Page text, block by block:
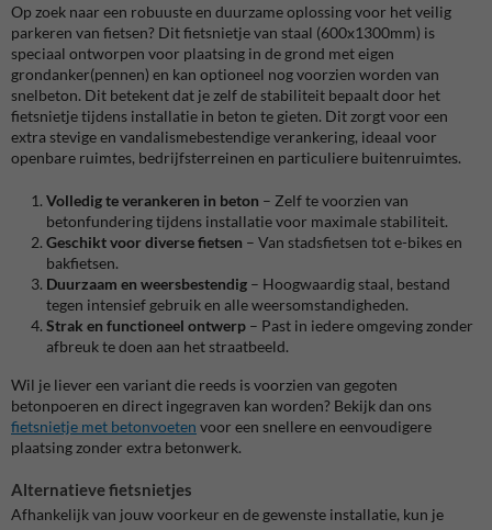
Op zoek naar een robuuste en duurzame oplossing voor het veilig
parkeren van fietsen? Dit fietsnietje van staal (600x1300mm) is
speciaal ontworpen voor plaatsing in de grond met eigen
grondanker(pennen) en kan optioneel nog voorzien worden van
snelbeton. Dit betekent dat je zelf de stabiliteit bepaalt door het
fietsnietje tijdens installatie in beton te gieten. Dit zorgt voor een
extra stevige en vandalismebestendige verankering, ideaal voor
openbare ruimtes, bedrijfsterreinen en particuliere buitenruimtes.
Volledig te verankeren in beton – Zelf te voorzien van
betonfundering tijdens installatie voor maximale stabiliteit.
Geschikt voor diverse fietsen – Van stadsfietsen tot e-bikes en
bakfietsen.
Duurzaam en weersbestendig – Hoogwaardig staal, bestand
tegen intensief gebruik en alle weersomstandigheden.
Strak en functioneel ontwerp – Past in iedere omgeving zonder
afbreuk te doen aan het straatbeeld.
Wil je liever een variant die reeds is voorzien van gegoten
betonpoeren en direct ingegraven kan worden? Bekijk dan ons
fietsnietje met betonvoeten voor een snellere en eenvoudigere
plaatsing zonder extra betonwerk.
Alternatieve fietsnietjes
Afhankelijk van jouw voorkeur en de gewenste installatie, kun je